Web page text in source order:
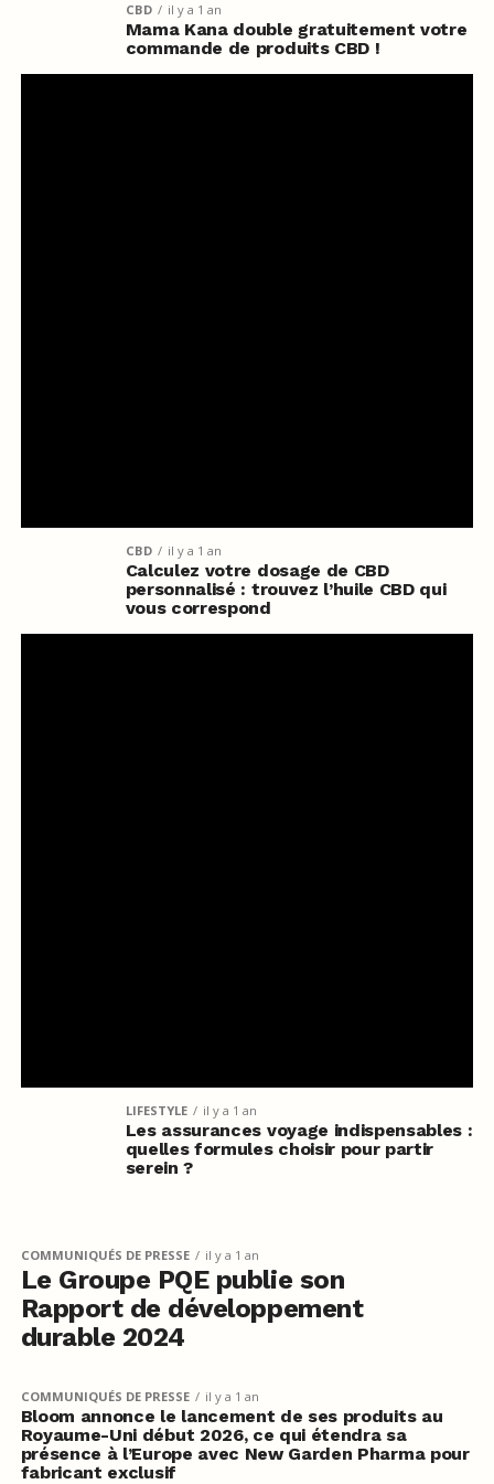
CBD il y a 1 an
Mama Kana double gratuitement votre
commande de produits CBD !
CBD il y a 1 an
Calculez votre dosage de CBD
personnalisé : trouvez l’huile CBD qui
vous correspond
LIFESTYLE il y a 1 an
Les assurances voyage indispensables :
quelles formules choisir pour partir
serein ?
COMMUNIQUÉS DE PRESSE il y a 1 an
Le Groupe PQE publie son
Rapport de développement
durable 2024
COMMUNIQUÉS DE PRESSE il y a 1 an
Bloom annonce le lancement de ses produits au
Royaume-Uni début 2026, ce qui étendra sa
présence à l’Europe avec New Garden Pharma pour
fabricant exclusif